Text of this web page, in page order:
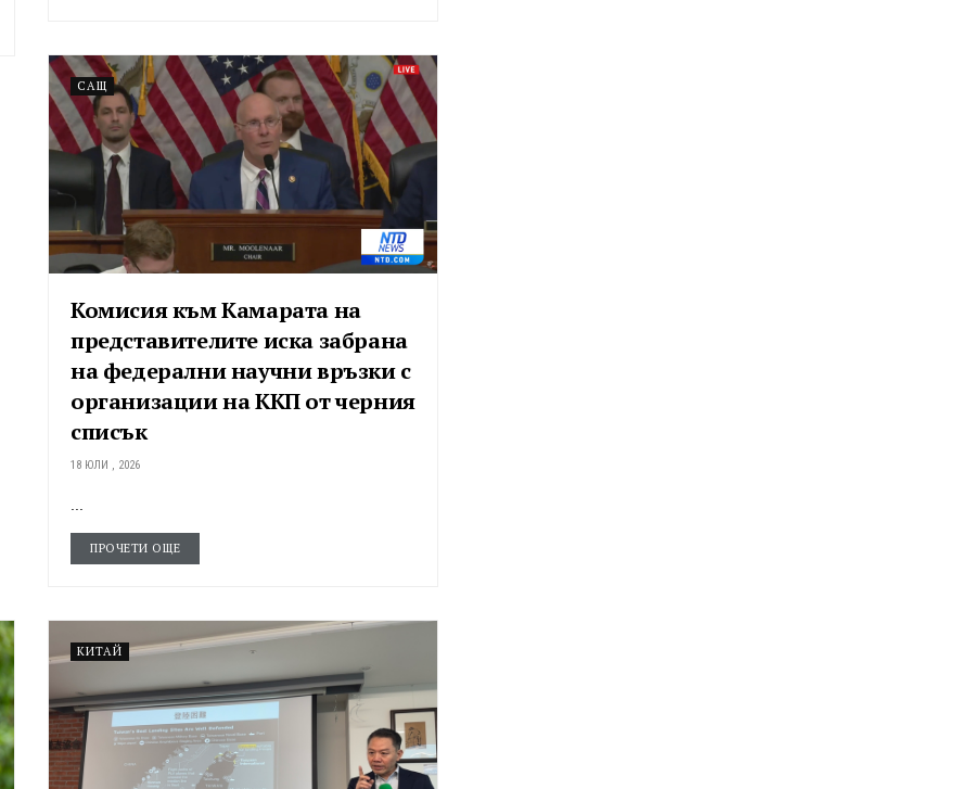
САЩ
Комисия към Камарата на
представителите иска забрана
на федерални научни връзки с
организации на ККП от черния
списък
18 ЮЛИ , 2026
...
ПРОЧЕТИ ОЩЕ
КИТАЙ